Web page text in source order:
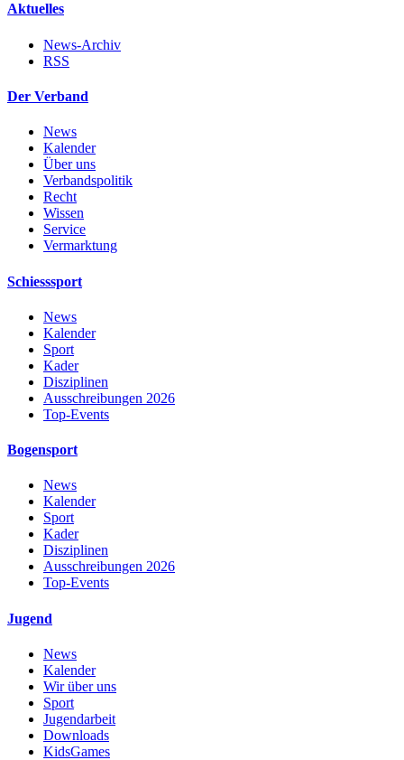
Aktuelles
News-Archiv
RSS
Der Verband
News
Kalender
Über uns
Verbandspolitik
Recht
Wissen
Service
Vermarktung
Schiesssport
News
Kalender
Sport
Kader
Disziplinen
Ausschreibungen 2026
Top-Events
Bogensport
News
Kalender
Sport
Kader
Disziplinen
Ausschreibungen 2026
Top-Events
Jugend
News
Kalender
Wir über uns
Sport
Jugendarbeit
Downloads
KidsGames